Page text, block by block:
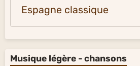
Espagne classique
Musique légère - chansons